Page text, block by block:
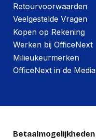
Retourvoorwaarden
Veelgestelde Vragen
Kopen op Rekening
Werken bij OfficeNext
Milieukeurmerken
OfficeNext in de Media
Betaalmogelijkheden